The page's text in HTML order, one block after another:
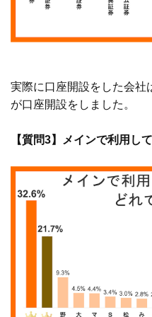
実際に口座開設をした会社
が口座開設をしました。
【質問3】メインで利用し